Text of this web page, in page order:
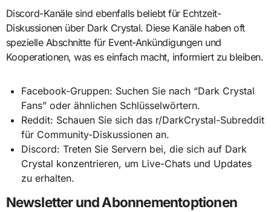
Discord-Kanäle sind ebenfalls beliebt für Echtzeit-
Diskussionen über Dark Crystal. Diese Kanäle haben oft
spezielle Abschnitte für Event-Ankündigungen und
Kooperationen, was es einfach macht, informiert zu bleiben.
Facebook-Gruppen: Suchen Sie nach “Dark Crystal
Fans” oder ähnlichen Schlüsselwörtern.
Reddit: Schauen Sie sich das r/DarkCrystal-Subreddit
für Community-Diskussionen an.
Discord: Treten Sie Servern bei, die sich auf Dark
Crystal konzentrieren, um Live-Chats und Updates
zu erhalten.
Newsletter und Abonnementoptionen